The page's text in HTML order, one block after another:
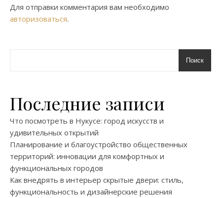
Для отправки комментария вам необходимо
авторизоваться.
Поиск
Последние записи
Что посмотреть в Нукусе: город искусств и
удивительных открытий
Планирование и благоустройство общественных
территорий: инновации для комфортных и
функциональных городов
Как внедрять в интерьер скрытые двери: стиль,
функциональность и дизайнерские решения